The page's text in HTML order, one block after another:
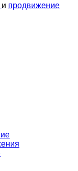
и продвижение